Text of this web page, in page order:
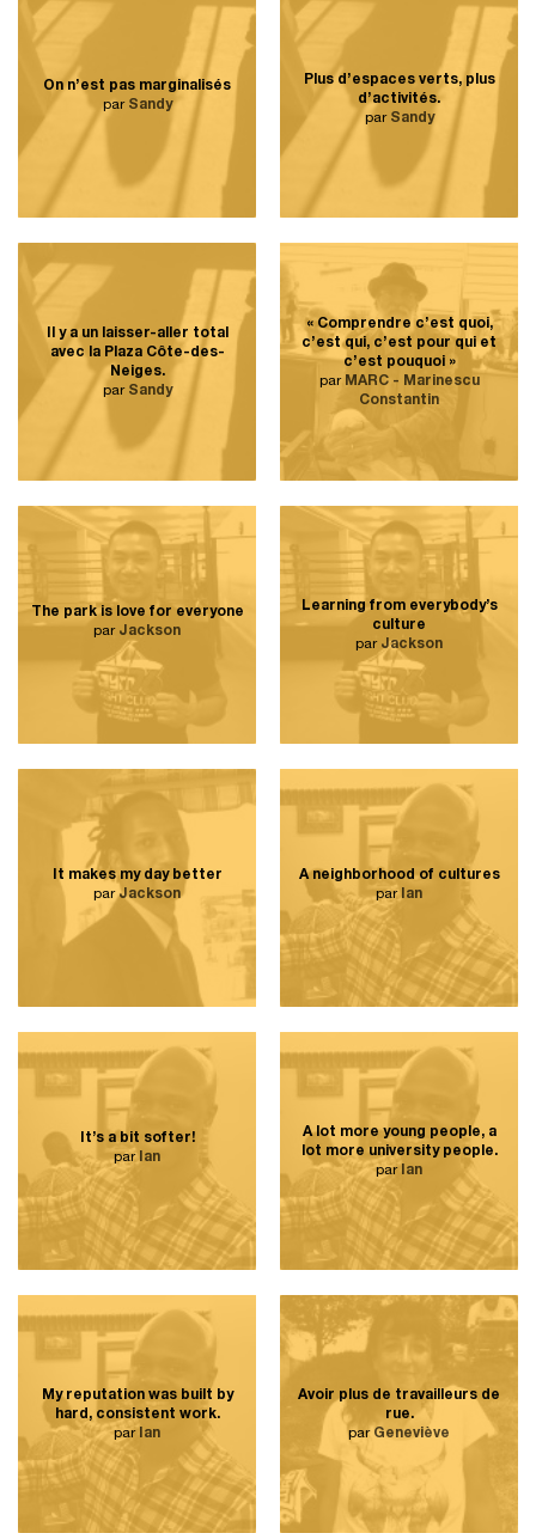
On n’est pas marginalisés
par Sandy
Plus d’espaces verts, plus
d’activités.
par Sandy
Il y a un laisser-aller total
avec la Plaza Côte-des-
Neiges.
par Sandy
« Comprendre c’est quoi,
c’est qui, c’est pour qui et
c’est pouquoi »
par MARC - Marinescu
Constantin
The park is love for everyone
par Jackson
Learning from everybody’s
culture
par Jackson
It makes my day better
parJackson
A neighborhood of cultures
par Ian
It’s a bit softer!
par Ian
A lot more young people, a
lot more university people.
par Ian
My reputation was built by
hard, consistent work.
par Ian
Avoir plus de travailleurs de
rue.
par Geneviève